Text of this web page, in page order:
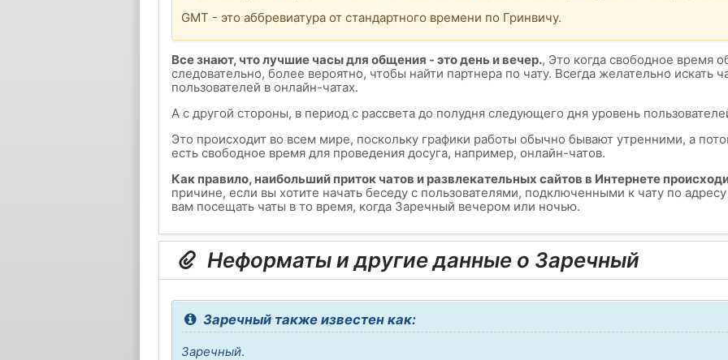
GMT - это аббревиатура от стандартного времени по Гринвичу.
Все знают, что лучшие часы для общения - это день и вечер., Это когда свободное время
следовательно, более вероятно, чтобы найти партнера по чату. Всегда желательно искать
пользователей в онлайн-чатах.
А с другой стороны, в период с рассвета до полудня следующего дня уровень
Это происходит во всем мире, поскольку графики работы обычно бывают утренними, а
есть свободное время для проведения досуга, например, онлайн-чатов.
Как правило, наибольший приток чатов и развлекательных сайтов в Интернете
причине, если вы хотите начать беседу с пользователями, подключенными к чату по
вам посещать чаты в то время, когда Заречный вечером или ночью.
Неформаты и другие данные о Заречный
Заречный также известен как:
Заречный.